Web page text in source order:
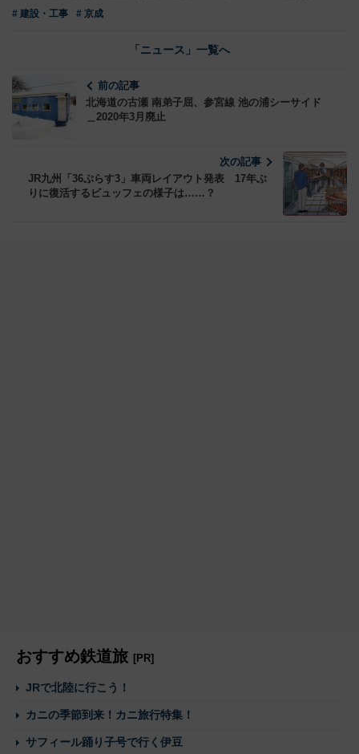
# 建設・工事
# 京成
「ニュース」一覧へ
前の記事
北海道の古瀬 南弟子屈、参宮線 池の浦シーサイド
＿2020年3月廃止
次の記事
JR九州「36ぷらす3」車両レイアウト発表 17年ぶ
りに復活するビュッフェの様子は……？
おすすめ鉄道旅 [PR]
JRで北陸に行こう！
カニの季節到来！カニ旅行特集！
サフィール踊り子号で行く伊豆